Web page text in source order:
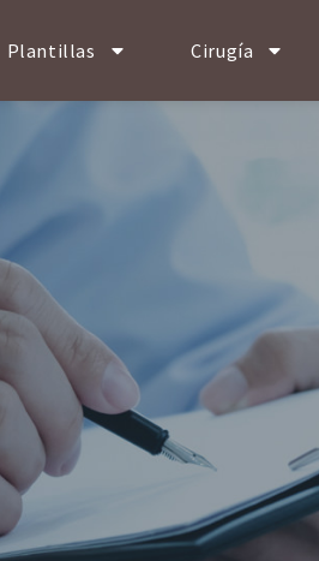
Plantillas Cirugía